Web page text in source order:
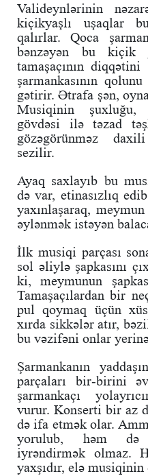
Valideynlərinin
kiçikyaşlı uşaqlar
qalırlar. Qoca
bənzəyən bu kiçik
tamaşaçının
şarmankasının
gətirir. Ətrafa şən,
Musiqinin şuxluğu,
gövdəsi ilə təzad
gözəgörünməz
sezilir.
Ayaq saxlayıb bu
də var, etinasızlıq
yaxınlaşaraq,
əylənmək istəyən
İlk musiqi parçası
sol əliylə şapkasını
ki, meymunun
Tamaşaçılardan bir
pul qoymaq üçün
xırda sikkələr atır,
bu vəzifəni onlar
Şarmankanın
parçaları bir-birini
şarmankaçı
vurur. Konserti bir az
də ifa etmək olar.
yorulub, həm də
iyrəndirmək olmaz.
yaxşıdır, elə musiqinin